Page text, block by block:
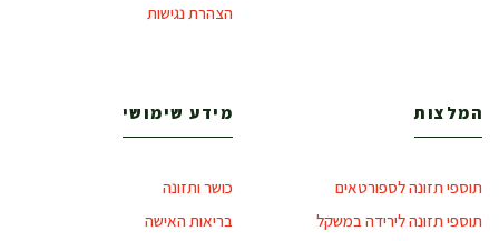
הצהרת נגישות
המלצות
תוספי תזונה לספורטאים
תוספי תזונה לירידה במשקל
מידע שימושי
כושר ותזונה
בריאות האישה